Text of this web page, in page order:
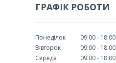
ГРАФІК РОБОТИ
Понеділок 09:00
18:00
Вівторок
09:00
18:00
Середа
09:00
18:00